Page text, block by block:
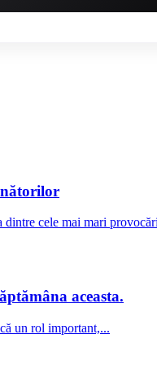
cele mai mari
aceasta.
un rol important,...